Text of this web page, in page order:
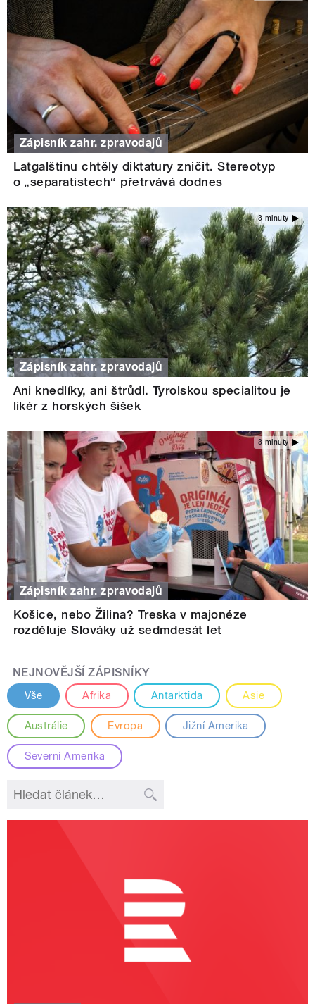
Zápisník zahr. zpravodajů
Latgalštinu chtěly diktatury zničit. Stereotyp
o „separatistech“ přetrvává dodnes
3 minuty
Zápisník zahr. zpravodajů
Ani knedlíky, ani štrůdl. Tyrolskou specialitou je
likér z horských šišek
3 minuty
Zápisník zahr. zpravodajů
Košice, nebo Žilina? Treska v majonéze
rozděluje Slováky už sedmdesát let
NEJNOVĚJŠÍ ZÁPISNÍKY
Vše Afrika Antarktida Asie
Austrálie Evropa Jižní Amerika
Severní Amerika